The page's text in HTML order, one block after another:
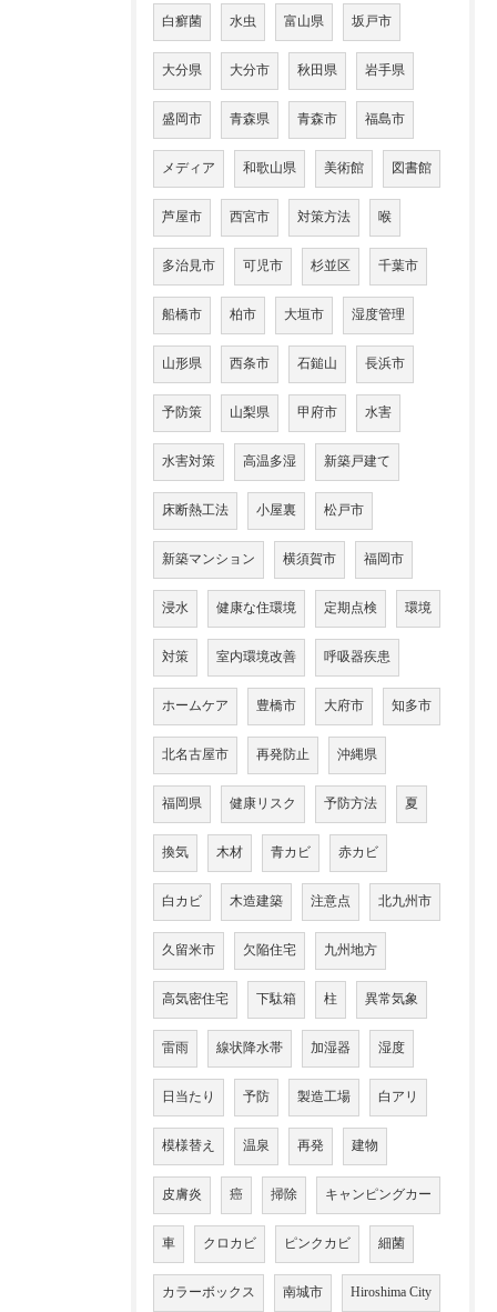
白癬菌 水虫 富山県 坂戸市
大分県 大分市 秋田県 岩手県
盛岡市 青森県 青森市 福島市
メディア 和歌山県 美術館 図書館
芦屋市 西宮市 対策方法 喉
多治見市 可児市 杉並区 千葉市
船橋市 柏市 大垣市 湿度管理
山形県 西条市 石鎚山 長浜市
予防策 山梨県 甲府市 水害
水害対策 高温多湿 新築戸建て
床断熱工法 小屋裏 松戸市
新築マンション 横須賀市 福岡市
浸水 健康な住環境 定期点検 環境
対策 室内環境改善 呼吸器疾患
ホームケア 豊橋市 大府市 知多市
北名古屋市 再発防止 沖縄県
福岡県 健康リスク 予防方法 夏
換気 木材 青カビ 赤カビ
白カビ 木造建築 注意点 北九州市
久留米市 欠陥住宅 九州地方
高気密住宅 下駄箱 柱 異常気象
雷雨 線状降水帯 加湿器 湿度
日当たり 予防 製造工場 白アリ
模様替え 温泉 再発 建物
皮膚炎 癌 掃除 キャンピングカー
車 クロカビ ピンクカビ 細菌
カラーボックス 南城市 Hiroshima City